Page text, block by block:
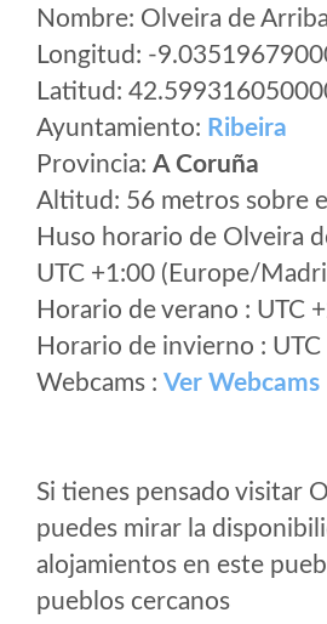
Nombre: Olveira de Arriba
Longitud: -
Latitud:
Ayuntamiento: Ribeira
Provincia: A Coruña
Altitud: 56 metros sobre
Huso horario de Olveira
UTC +1:00 (Europe/
Horario de verano : UTC
Horario de invierno :
Webcams : Ver Webcams
Si tienes pensado visitar
puedes mirar la
alojamientos en este
pueblos cercanos